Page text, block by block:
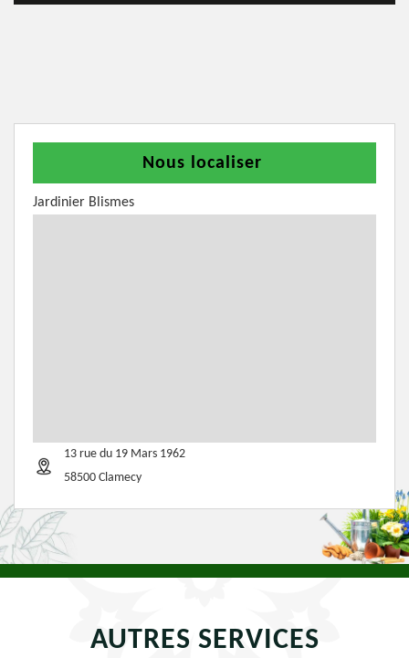
Nous localiser
Jardinier Blismes
13 rue du 19 Mars 1962
58500 Clamecy
AUTRES SERVICES